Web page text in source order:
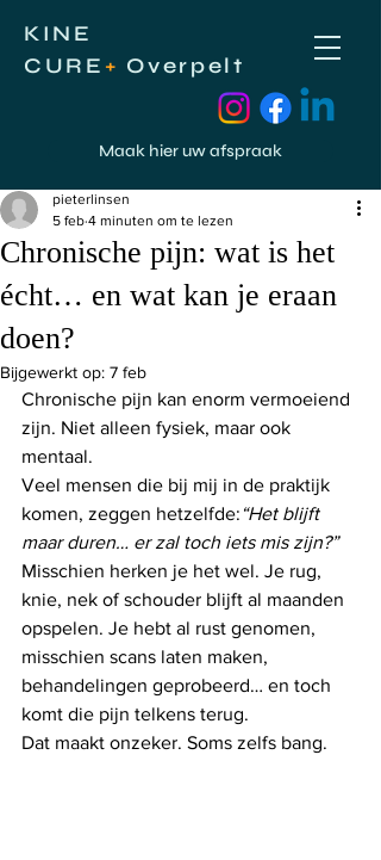
KINE
CURE + Overpelt
Maak hier uw afspraak
Chronische pijn: wat is het
écht… en wat kan je eraan
doen?
pieterlinsen
5 feb 4 minuten om te lezen
Bijgewerkt op: 7 feb
Chronische pijn kan enorm vermoeiend
zijn. Niet alleen fysiek, maar ook
mentaal.
Veel mensen die bij mij in de praktijk
komen, zeggen hetzelfde: “Het blijft
maar duren… er zal toch iets mis zijn?”
Misschien herken je het wel. Je rug,
knie, nek of schouder blijft al maanden
opspelen. Je hebt al rust genomen,
misschien scans laten maken,
behandelingen geprobeerd… en toch
komt die pijn telkens terug.
Dat maakt onzeker. Soms zelfs bang.